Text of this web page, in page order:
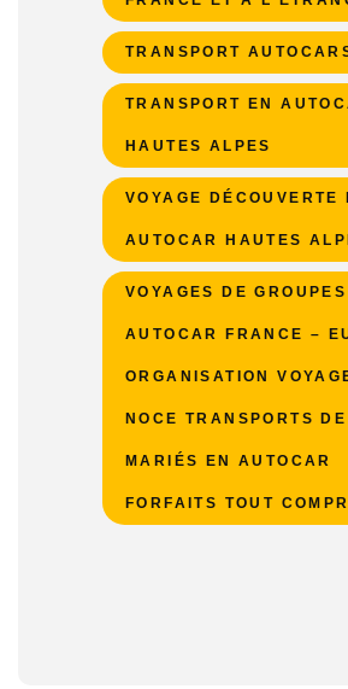
TRANSPORT
TRANSPORT EN
HAUTES ALPES
VOYAGE DÉCOUVERTE
AUTOCAR HAUTES
VOYAGES DE GROUPES
AUTOCAR FRANCE –
ORGANISATION
NOCE TRANSPORTS DE
MARIÉS EN AUTOCAR
FORFAITS TOUT